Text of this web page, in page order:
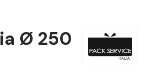
Ø 250